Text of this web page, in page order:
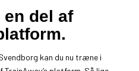
en del af
kan du nu træne i